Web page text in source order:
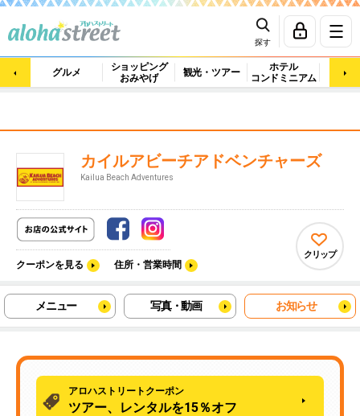
探す
グルメ
ショッピング
おみやげ
観光・ツアー
ホテル
コンドミニアム
マッ
カイルアビーチアドベンチャーズ
Kailua Beach Adventures
クーポンを見る 住所・営業時間
クリップ
メニュー 写真・動画 お知らせ
アロハストリートクーポン
ツアー、レンタルを15％オフ